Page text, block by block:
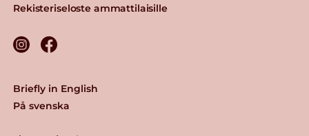
Rekisteriseloste ammattilaisille
Briefly in English
På svenska